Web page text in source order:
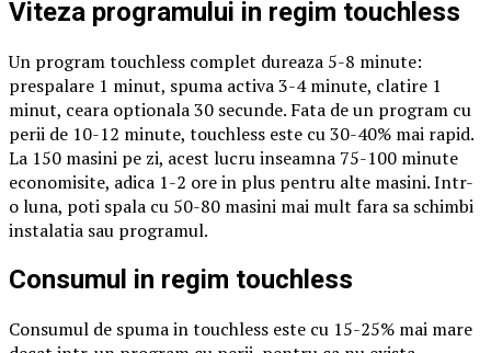
Viteza programului in regim touchless
Un program touchless complet dureaza 5-8 minute:
prespalare 1 minut, spuma activa 3-4 minute, clatire 1
minut, ceara optionala 30 secunde. Fata de un program cu
perii de 10-12 minute, touchless este cu 30-40% mai rapid.
La 150 masini pe zi, acest lucru inseamna 75-100 minute
economisite, adica 1-2 ore in plus pentru alte masini. Intr-
o luna, poti spala cu 50-80 masini mai mult fara sa schimbi
instalatia sau programul.
Consumul in regim touchless
Consumul de spuma in touchless este cu 15-25% mai mare